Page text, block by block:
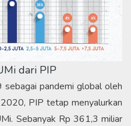
dari PIP
pandemi global oleh
PIP tetap menyalurkan
Sebanyak Rp 361,3 miliar